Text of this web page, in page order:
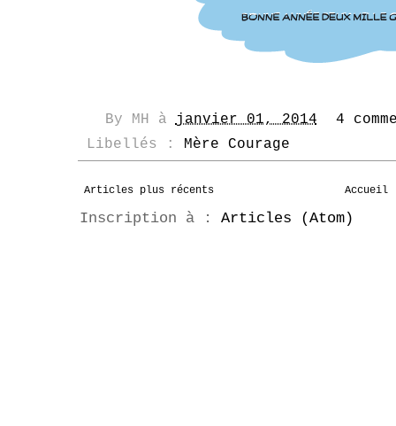
By MH àjanvier 01, 2014
4
Libellés : Mère Courage
Articles plus récents Accueil
Inscription à : Articles (Atom)